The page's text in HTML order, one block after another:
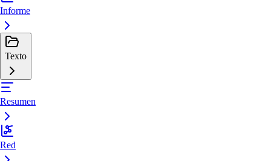
Informe
Texto
Resumen
Red